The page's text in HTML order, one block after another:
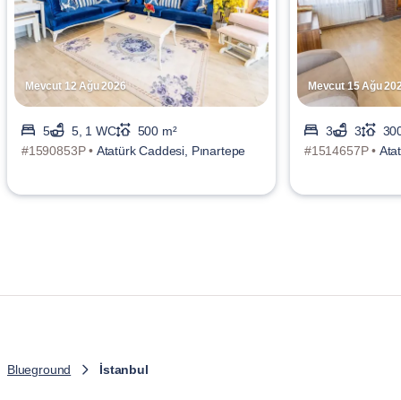
Mevcut 12 Ağu 2026
5 5, 1 WC
500 m²
#1590853P • Atatürk Caddesi, Pınartepe
Mevcut 15 Ağu
3 3
#1514657P •
Blueground İstanbul